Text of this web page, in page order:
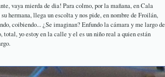
vaya mierda de dia! Para colmo, por la mañana, en Cala
hermana, llega un escolta y nos pide, en nombre de Froilán,
coibiendo... ¿Se imaginan? Enfundo la cámara y me largo de
yo estoy en la calle y el es un niño real a quien están